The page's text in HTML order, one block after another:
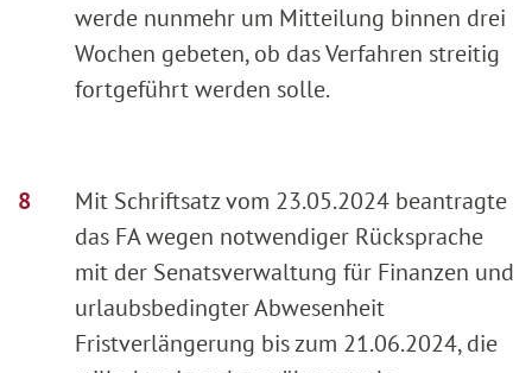
werde nunmehr um Mitteilung binnen drei
Wochen gebeten, ob das Verfahren streitig
fortgeführt werden solle.
Mit Schriftsatz vom 23.05.2024 beantragte
das FA wegen notwendiger Rücksprache
mit der Senatsverwaltung für Finanzen und
urlaubsbedingter Abwesenheit
Fristverlängerung bis zum 21.06.2024, die